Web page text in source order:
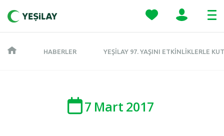
HABERLER YEŞILAY 97. YAŞINI ETKINLIKLERLE
7 Mart 2017